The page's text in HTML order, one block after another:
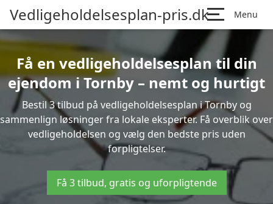
Vedligeholdelsesplan-pris.dk Menu
Få en vedligeholdelsesplan til din
ejendom i Tornby – nemt og hurtigt
Bestil 3 tilbud på vedligeholdelsesplan i Tornby og
sammenlign løsninger fra lokale eksperter. Få overblik over
vedligeholdelsen og vælg den bedste pris uden
forpligtelser.
Få 3 tilbud, gratis og uforpligtende